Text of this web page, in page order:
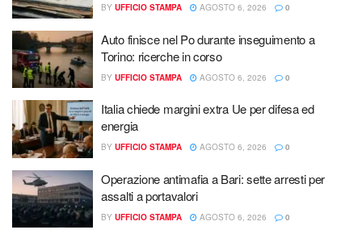
BY UFFICIO STAMPA AGOSTO 6, 2026 0
Auto finisce nel Po durante inseguimento a
Torino: ricerche in corso
BY UFFICIO STAMPA AGOSTO 6, 2026 0
Italia chiede margini extra Ue per difesa ed
energia
BY UFFICIO STAMPA AGOSTO 6, 2026 0
Operazione antimafia a Bari: sette arresti per
assalti a portavalori
BY UFFICIO STAMPA AGOSTO 6, 2026 0